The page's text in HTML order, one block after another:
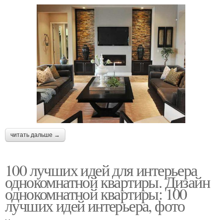
читать дальше →
100 лучших идей для интерьера
однокомнатной квартиры. Дизайн
однокомнатной квартиры: 100
лучших идей интерьера, фото